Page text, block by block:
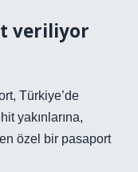
veriliyor
Türkiye’de
yakınlarına,
özel bir pasaport